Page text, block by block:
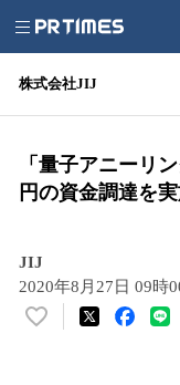
株式会社JIJ
「量子アニーリ
円の資金調達を
JIJ
2020年8月27日 09時
い